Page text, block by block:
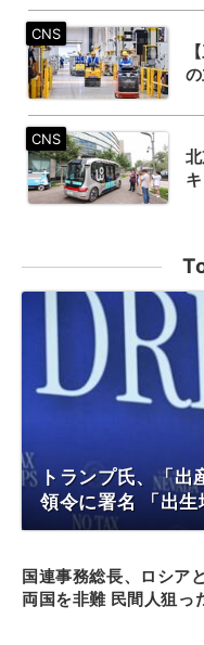
トランプ氏、「
領令に署名 「出
国連事務総長、ロシア
両国を非難 民間人狙っ